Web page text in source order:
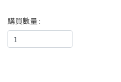
購買數量 :